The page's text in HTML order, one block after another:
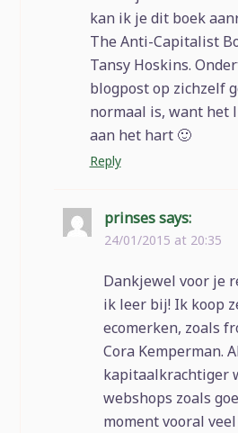
kan ik je dit boek
The Anti-Capitalist
Tansy Hoskins.
blogpost op zichzelf
normaal is, want het
aan het hart 🙂
Reply
prinses says:
24/01/2015 at 20:35
Dankjewel voor je
ik leer bij! Ik koop
ecomerken, zoals
Cora Kemperman.
kapitaalkrachtiger
webshops zoals
moment vooral